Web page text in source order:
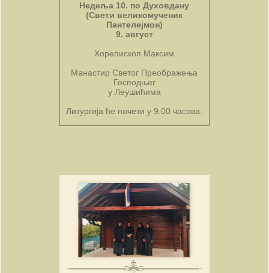
Недеља 10. по Духовдану
(Свети великомученик
Пантелејмон)
9. август
Хорепископ Максим
Манастир Светог Преображења
Господњег
у Леушићима
Литургија ће почети у 9.00 часова.